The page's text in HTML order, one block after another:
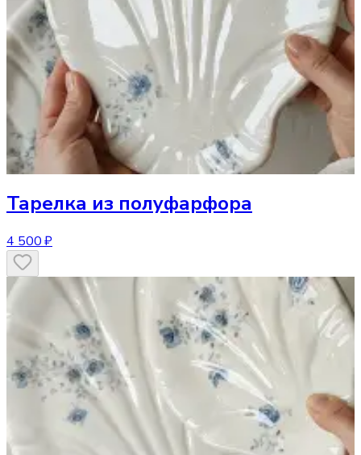
Тарелка из полуфарфора
4 500 ₽